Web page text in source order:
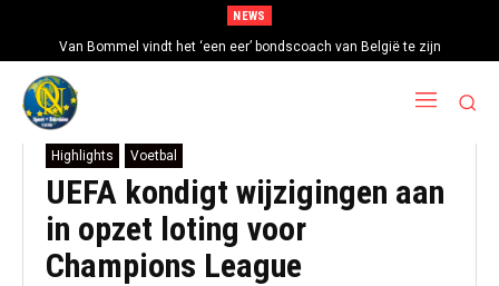
NEWS
Van Bommel vindt het ‘een eer’ bondscoach van België te zijn
Highlights Voetbal
UEFA kondigt wijzigingen aan
in opzet loting voor
Champions League